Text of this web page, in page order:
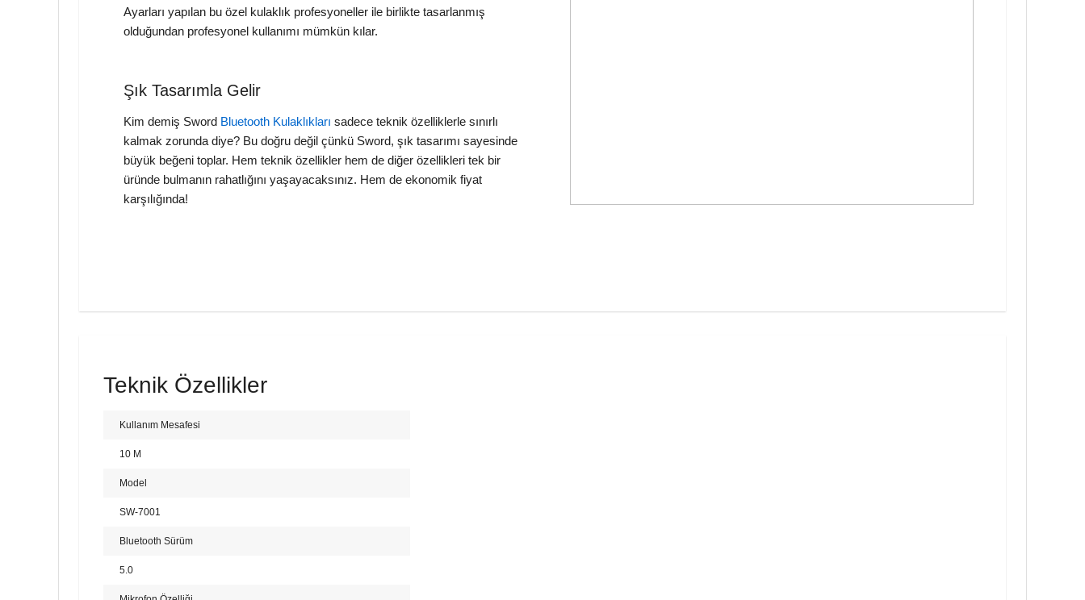
Ayarları yapılan bu özel kulaklık profesyoneller ile birlikte tasarlanmış
olduğundan profesyonel kullanımı mümkün kılar.
Şık Tasarımla Gelir
Kim demiş Sword Bluetooth Kulaklıkları sadece teknik özelliklerle sınırlı
kalmak zorunda diye? Bu doğru değil çünkü Sword, şık tasarımı sayesinde
büyük beğeni toplar. Hem teknik özellikler hem de diğer özellikleri tek bir
üründe bulmanın rahatlığını yaşayacaksınız. Hem de ekonomik fiyat
karşılığında!
Teknik Özellikler
Kullanım Mesafesi
10 M
Model
SW-7001
Bluetooth Sürüm
5.0